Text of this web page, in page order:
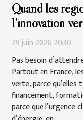
Quand les
l’innovation
29 juin 2026 20:30
Pas besoin
Partout en France,
verte, parce
financement,
parce que l’urgence